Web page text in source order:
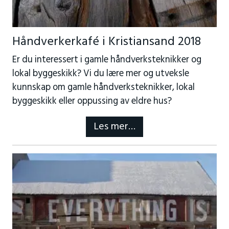
Håndverkerkafé i Kristiansand 2018
Er du interessert i gamle håndverksteknikker og
lokal byggeskikk? Vi du lære mer og utveksle
kunnskap om gamle håndverksteknikker, lokal
byggeskikk eller oppussing av eldre hus?
Les mer…